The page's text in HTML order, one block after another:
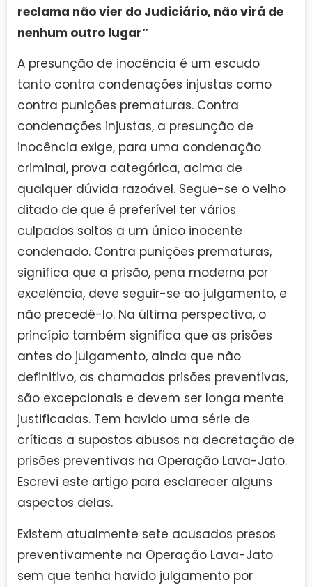
reclama não vier do Judiciário, não virá de
nenhum outro lugar”
A presunção de inocência é um escudo
tanto contra condenações injustas como
contra punições prematuras. Contra
condenações injustas, a presunção de
inocência exige, para uma condenação
criminal, prova categórica, acima de
qualquer dúvida razoável. Segue-se o velho
ditado de que é preferível ter vários
culpados soltos a um único inocente
condenado. Contra punições prematuras,
significa que a prisão, pena moderna por
excelência, deve seguir-se ao julgamento, e
não precedê-lo. Na última perspectiva, o
princípio também significa que as prisões
antes do julgamento, ainda que não
definitivo, as chamadas prisões preventivas,
são excepcionais e devem ser longa mente
justificadas. Tem havido uma série de
críticas a supostos abusos na decretação de
prisões preventivas na Operação Lava-Jato.
Escrevi este artigo para esclarecer alguns
aspectos delas.
Existem atualmente sete acusados presos
preventivamente na Operação Lava-Jato
sem que tenha havido julgamento por